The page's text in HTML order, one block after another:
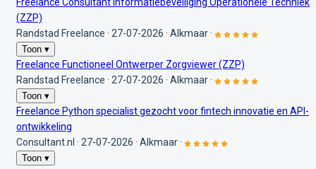
Freelance Consultant Informatiebeveiliging Operationele Techniek
(ZZP)
Randstad Freelance · 27-07-2026 · Alkmaar ·
Toon ▾
Freelance Functioneel Ontwerper Zorgviewer (ZZP)
Randstad Freelance · 27-07-2026 · Alkmaar ·
Toon ▾
Freelance Python specialist gezocht voor fintech innovatie en API-
ontwikkeling
Consultant.nl · 27-07-2026 · Alkmaar ·
Toon ▾